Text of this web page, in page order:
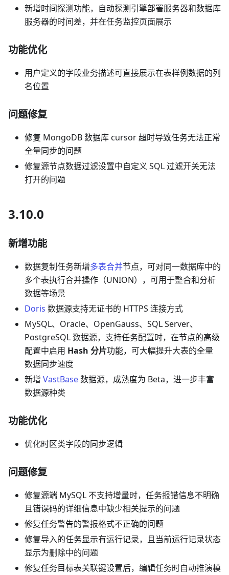
新增时间探测功能，自动探测引擎部署服务器和数据库
服务器的时间差，并在任务监控页面展示
功能优化
用户定义的字段业务描述可直接展示在表样例数据的列
名位置
问题修复
修复 MongoDB 数据库 cursor 超时导致任务无法正常
全量同步的问题
修复源节点数据过滤设置中自定义 SQL 过滤开关无法
打开的问题
3.10.0
新增功能
数据复制任务新增多表合并节点，可对同一数据库中的
多个表执行合并操作（UNION），可用于整合和分析
数据等场景
Doris 数据源支持无证书的 HTTPS 连接方式
MySQL、Oracle、OpenGauss、SQL Server、
PostgreSQL 数据源，支持任务配置时，在节点的高级
配置中启用 Hash 分片功能，可大幅提升大表的全量
数据同步速度
新增 VastBase数据源，成熟度为 Beta，进一步丰富
数据源种类
功能优化
优化时区类字段的同步逻辑
问题修复
修复源端 MySQL 不支持增量时，任务报错信息不明确
且错误码的详细信息中缺少相关提示的问题
修复任务警告的警报格式不正确的问题
修复导入的任务显示有运行记录，且当前运行记录状态
显示为删除中的问题
修复任务目标表关联键设置后，编辑任务时自动推演模